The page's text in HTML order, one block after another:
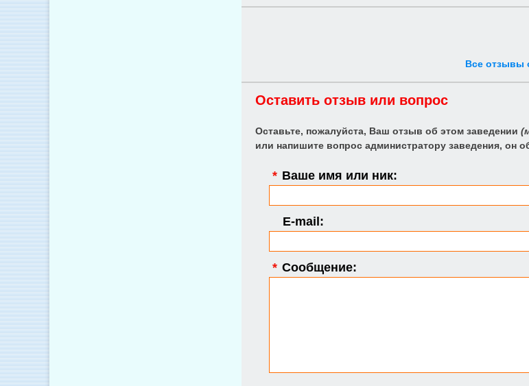
Все отзывы
Оставить отзыв или вопрос
Оставьте, пожалуйста, Ваш отзыв об этом заведении
или напишите вопрос администратору заведения, он
* Ваше имя или ник:
E-mail:
* Сообщение: